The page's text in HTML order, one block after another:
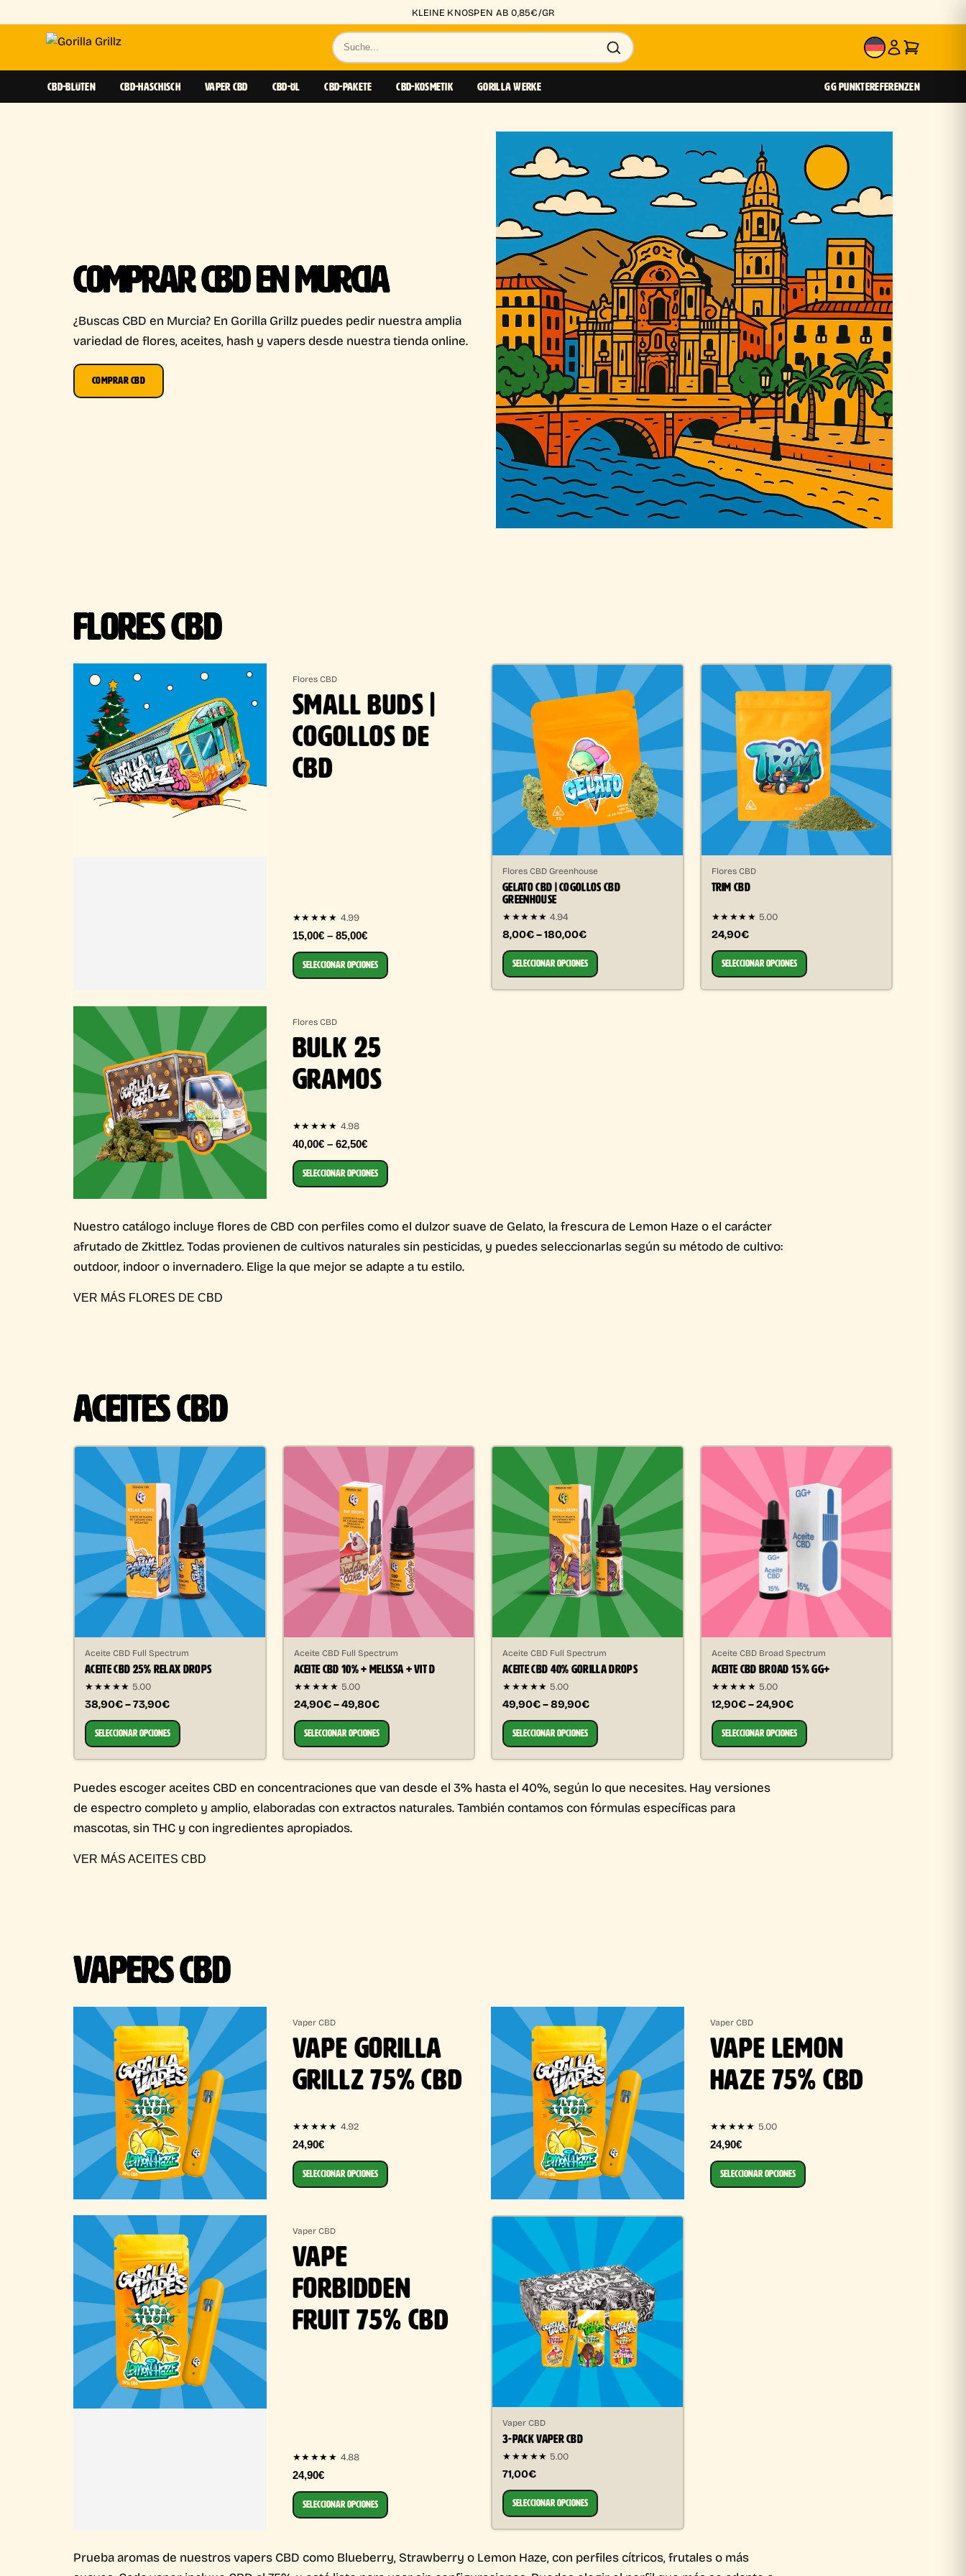
KLEINE KNOSPEN AB 0,85€/GR
Suche
nach
Produkten
DE
CBD-BLÜTEN CBD-HASCHISCH VAPER CBD CBD-ÖL CBD-PAKETE CBD-KOSMETIK GORILLA WERKE GG PUNKTEREFERENZEN
COMPRAR CBD EN MURCIA
¿Buscas CBD en Murcia? En Gorilla Grillz puedes pedir nuestra amplia
variedad de flores, aceites, hash y vapers desde nuestra tienda online.
COMPRAR CBD
FLORES CBD
Flores CBD
SMALL BUDS |
COGOLLOS DE
CBD
★★★★★ 4.99
15,00€ – 85,00€
SELECCIONAR OPCIONES
Flores CBD Greenhouse
GELATO CBD | COGOLLOS CBD
GREENHOUSE
★★★★★ 4.94
8,00€ – 180,00€
SELECCIONAR OPCIONES
Flores CBD
TRIM CBD
★★★★★ 5.00
24,90€
SELECCIONAR OPCIONES
Flores CBD
BULK 25
GRAMOS
★★★★★ 4.98
40,00€ – 62,50€
SELECCIONAR OPCIONES
Nuestro catálogo incluye flores de CBD con perfiles como el dulzor suave de Gelato, la frescura de Lemon Haze o el carácter
afrutado de Zkittlez. Todas provienen de cultivos naturales sin pesticidas, y puedes seleccionarlas según su método de cultivo:
outdoor, indoor o invernadero. Elige la que mejor se adapte a tu estilo.
VER MÁS FLORES DE CBD
ACEITES CBD
Aceite CBD Full Spectrum
ACEITE CBD 25% RELAX DROPS
★★★★★ 5.00
38,90€ – 73,90€
SELECCIONAR OPCIONES
Aceite CBD Full Spectrum
ACEITE CBD 10% + MELISSA + VIT D
★★★★★ 5.00
24,90€ – 49,80€
SELECCIONAR OPCIONES
Aceite CBD Full Spectrum
ACEITE CBD 40% GORILLA DROPS
★★★★★ 5.00
49,90€ – 89,90€
SELECCIONAR OPCIONES
Aceite CBD Broad Spectrum
ACEITE CBD BROAD 15% GG+
★★★★★ 5.00
12,90€ – 24,90€
SELECCIONAR OPCIONES
Puedes escoger aceites CBD en concentraciones que van desde el 3% hasta el 40%, según lo que necesites. Hay versiones
de espectro completo y amplio, elaboradas con extractos naturales. También contamos con fórmulas específicas para
mascotas, sin THC y con ingredientes apropiados.
VER MÁS ACEITES CBD
VAPERS CBD
Vaper CBD
VAPE GORILLA
GRILLZ 75% CBD
★★★★★ 4.92
24,90€
SELECCIONAR OPCIONES
Vaper CBD
VAPE LEMON
HAZE 75% CBD
★★★★★ 5.00
24,90€
SELECCIONAR OPCIONES
Vaper CBD
VAPE
FORBIDDEN
FRUIT 75% CBD
★★★★★ 4.88
24,90€
SELECCIONAR OPCIONES
Vaper CBD
3-PACK VAPER CBD
★★★★★ 5.00
71,00€
SELECCIONAR OPCIONES
Prueba aromas de nuestros vapers CBD como Blueberry, Strawberry o Lemon Haze, con perfiles cítricos, frutales o más